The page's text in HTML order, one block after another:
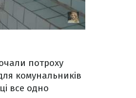
потроху
комунальників
все одно